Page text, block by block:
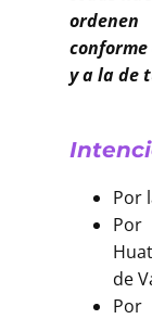
ordenen
y a la de
Por
de